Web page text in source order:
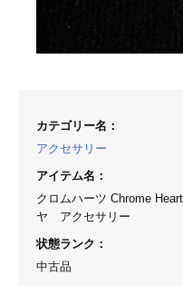
カテゴリー名 ：
アクセサリー
アイテム名 ：
クロムハーツ Chrome
ヤ アクセサリー
状態ランク ：
中古品